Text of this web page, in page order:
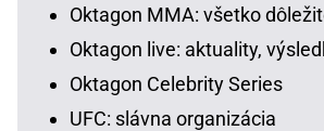
Oktagon MMA: všetko
Oktagon live: aktuality,
Oktagon Celebrity Series
UFC: slávna organizácia